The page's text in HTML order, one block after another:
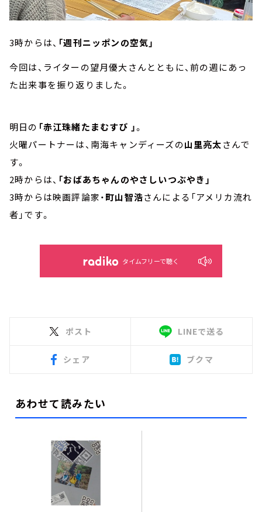
3時からは、 「週刊ニッポンの空気」
今回は、ライターの望月優大さんとともに、前の週にあっ
た出来事を振り返りました。
明日の 「赤江珠緒たまむすび 」。
火曜パートナーは、南海キャンディーズの山里亮太さんで
す。
2時からは、 「おばあちゃんのやさしいつぶやき」
3時からは映画評論家・町山智浩さんによる「アメリカ流れ
者」です。
タイムフリーで聴く
ポスト LINEで送る
シェア ブクマ
あわせて読みたい